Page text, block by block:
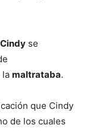
Cindy se
la maltrataba.
que Cindy
de los cuales